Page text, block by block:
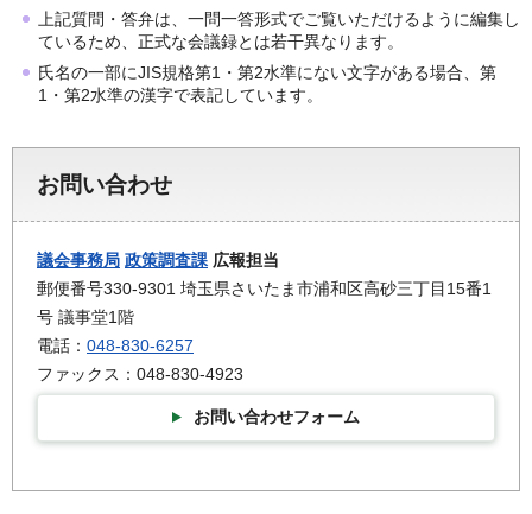
上記質問・答弁は、一問一答形式でご覧いただけるように編集し
ているため、正式な会議録とは若干異なります。
氏名の一部にJIS規格第1・第2水準にない文字がある場合、第
1・第2水準の漢字で表記しています。
お問い合わせ
議会事務局 政策調査課 広報担当
郵便番号330-9301 埼玉県さいたま市浦和区高砂三丁目15番1
号 議事堂1階
電話： 048-830-6257
ファックス：048-830-4923
お問い合わせフォーム